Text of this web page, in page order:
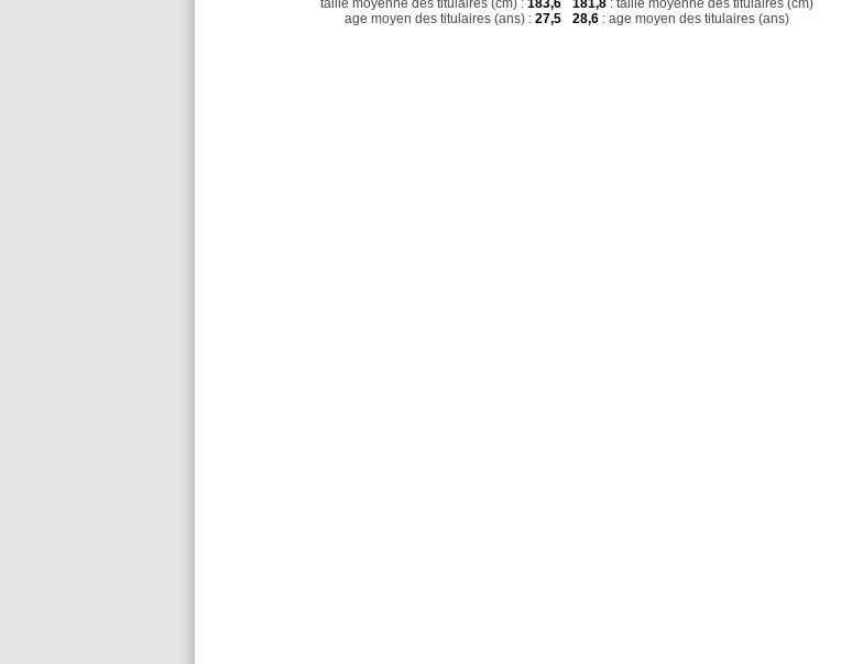
taille moyenne des titulaires (cm) : 183,6
age moyen des titulaires (ans) : 27,5
181,8 : taille moyenne des titulaires (cm)
28,6 : age moyen des titulaires (ans)